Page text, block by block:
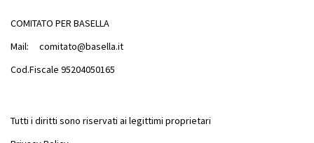
COMITATO PER BASELLA
Mail: comitato@basella.it
Cod.Fiscale 95204050165
Tutti i diritti sono riservati ai legittimi proprietari